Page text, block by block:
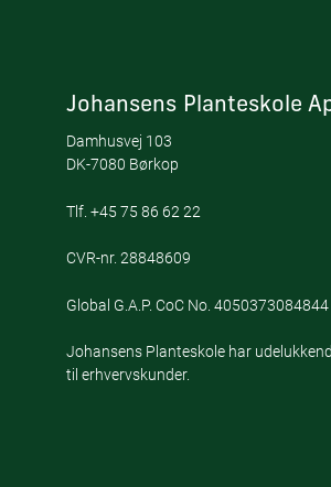
Johansens Planteskole
Damhusvej 103
DK-7080 Børkop
Tlf. +45 75 86 62 22
CVR-nr. 28848609
Global G.A.P. CoC No. 4050373084844
Johansens Planteskole har
til erhvervskunder.